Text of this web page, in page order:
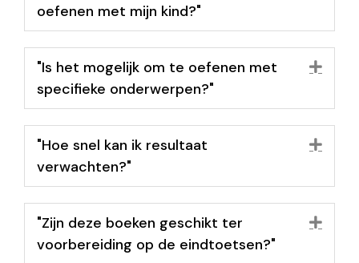
oefenen met mijn kind?"
"Is het mogelijk om te oefenen met
specifieke onderwerpen?"
"Hoe snel kan ik resultaat
verwachten?"
"Zijn deze boeken geschikt ter
voorbereiding op de eindtoetsen?"